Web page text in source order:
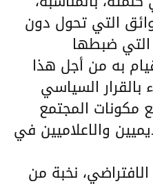
التي تحول دون
التي ضبطها
به من أجل هذا
بالقرار السياسي
مكونات المجتمع
والاعلاميين في
نخبة من